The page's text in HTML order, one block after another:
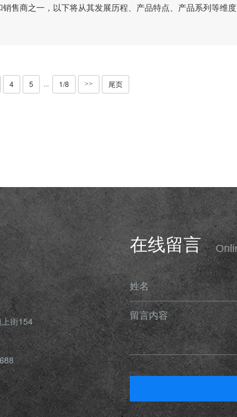
售商之一，以下将从其发展历程、产品特点、产品系列等维
4 5 ··· 1/8 >> 尾页
在线留言
姓名
留言内容
街154